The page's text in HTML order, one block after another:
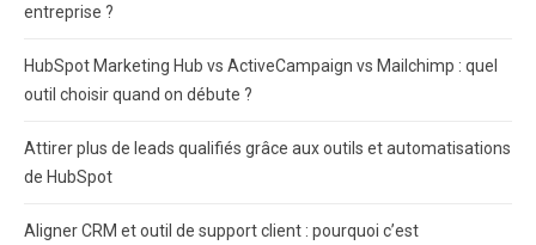
entreprise ?
HubSpot Marketing Hub vs ActiveCampaign vs Mailchimp : quel
outil choisir quand on débute ?
Attirer plus de leads qualifiés grâce aux outils et automatisations
de HubSpot
Aligner CRM et outil de support client : pourquoi c’est